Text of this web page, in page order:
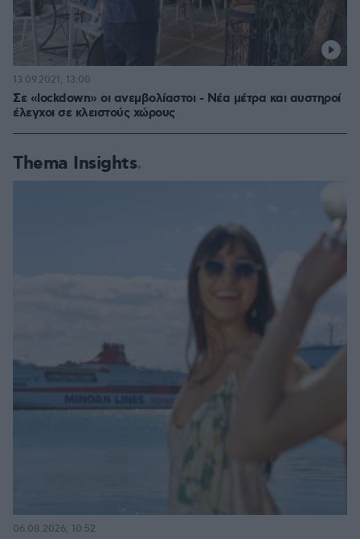
Σε «lockdown» οι ανεμβολίαστοι - Νέα μέτρα και αυστηροί
έλεγχοι σε κλειστούς χώρους
13.09.2021, 13:00
Thema Insights
06.08.2026, 10:52